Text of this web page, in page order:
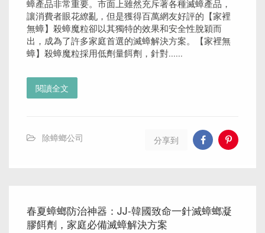
蟑產品非常重要。市面上雖然充斥著各種滅蟑產品，
讓消費者眼花繚亂，但是獲得百萬網友好評的【家裡
無蟑】殺蟑魔粒卻以其獨特的效果和安全性脫穎而
出，成為了許多家庭首選的滅蟑解決方案。【家裡無
蟑】殺蟑魔粒採用低劑量餌劑，針對......
閱讀全文
除蟑螂公司 分享到
春夏蟑螂防治神器：JJ-韓國致命一針滅蟑螂凝
膠餌劑，家庭必備滅蟑解決方案